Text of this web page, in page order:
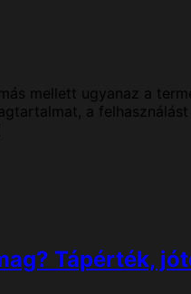
mellett ugyanaz a
a
Tápérték,